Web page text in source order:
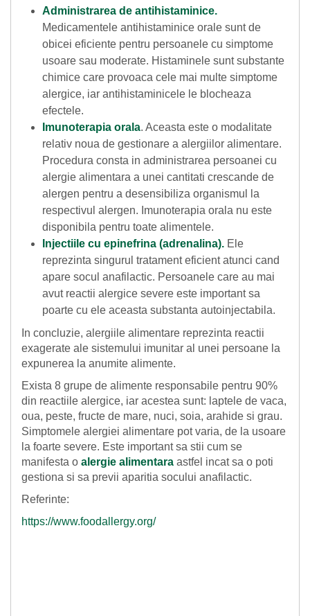
Administrarea de antihistaminice.
Medicamentele antihistaminice orale sunt de
obicei eficiente pentru persoanele cu simptome
usoare sau moderate. Histaminele sunt substante
chimice care provoaca cele mai multe simptome
alergice, iar antihistaminicele le blocheaza
efectele.
Imunoterapia orala. Aceasta este o modalitate
relativ noua de gestionare a alergiilor alimentare.
Procedura consta in administrarea persoanei cu
alergie alimentara a unei cantitati crescande de
alergen pentru a desensibiliza organismul la
respectivul alergen. Imunoterapia orala nu este
disponibila pentru toate alimentele.
Injectiile cu epinefrina (adrenalina). Ele
reprezinta singurul tratament eficient atunci cand
apare socul anafilactic. Persoanele care au mai
avut reactii alergice severe este important sa
poarte cu ele aceasta substanta autoinjectabila.
In concluzie, alergiile alimentare reprezinta reactii
exagerate ale sistemului imunitar al unei persoane la
expunerea la anumite alimente.
Exista 8 grupe de alimente responsabile pentru 90%
din reactiile alergice, iar acestea sunt: laptele de vaca,
oua, peste, fructe de mare, nuci, soia, arahide si grau.
Simptomele alergiei alimentare pot varia, de la usoare
la foarte severe. Este important sa stii cum se
manifesta o alergie alimentara astfel incat sa o poti
gestiona si sa previi aparitia socului anafilactic.
Referinte:
https://www.foodallergy.org/